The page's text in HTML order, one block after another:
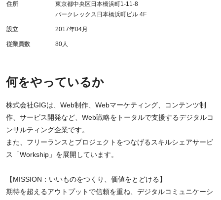
何をやっているか
株式会社GIGは、Web制作、Webマーケティング、コンテンツ制
作、サービス開発など、Web戦略をトータルで支援するデジタルコ
ンサルティング企業です。
また、フリーランスとプロジェクトをつなげるスキルシェアサービ
ス「Workship」を展開しています。
【MISSION：いいものをつくり、価値をとどける】
期待を超えるアウトプットで信頼を重ね、デジタルコミュニケーシ
住所
東京都中央区日本橋浜町1-11-8
パークレックス日本橋浜町ビル 4F
設立 2017年04月
従業員数 80人